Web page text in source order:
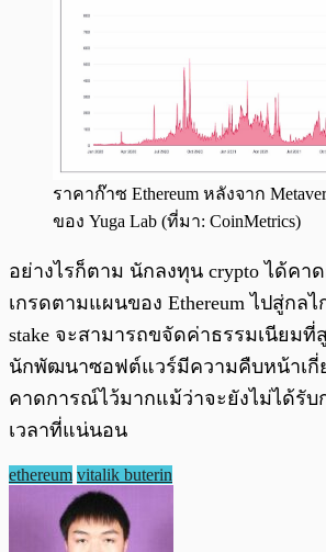
ราคาก๊าซ Ethereum หลังจาก
ของ Yuga Lab (ที่มา: CoinMetrics)
อย่างไรก็ตาม นักลงทุน crypto ได้คา
เกรดตามแผนของ Ethereum ไปสู่กล
stake จะสามารถขจัดค่าธรรมเนียมที่
นักพัฒนาซอฟต์แวร์มีความคืบหน้าเกี่
คาดการณ์ไว้มากแม้ว่าจะยังไม่ได้รับ
เวลาที่แน่นอน
ethereum vitalik buterin